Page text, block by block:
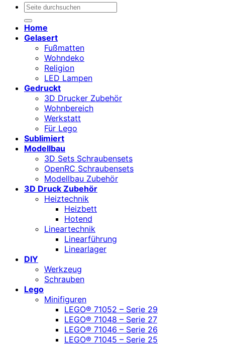
Suchen
Home
Gelasert
Fußmatten
Wohndeko
Religion
LED Lampen
Gedruckt
3D Drucker Zubehör
Wohnbereich
Werkstatt
Für Lego
Sublimiert
Modellbau
3D Sets Schraubensets
OpenRC Schraubensets
Modellbau Zubehör
3D Druck Zubehör
Heiztechnik
Heizbett
Hotend
Lineartechnik
Linearführung
Linearlager
DIY
Werkzeug
Schrauben
Lego
Minifiguren
LEGO® 71052 – Serie 29
LEGO® 71048 – Serie 27
LEGO® 71046 – Serie 26
LEGO® 71045 – Serie 25